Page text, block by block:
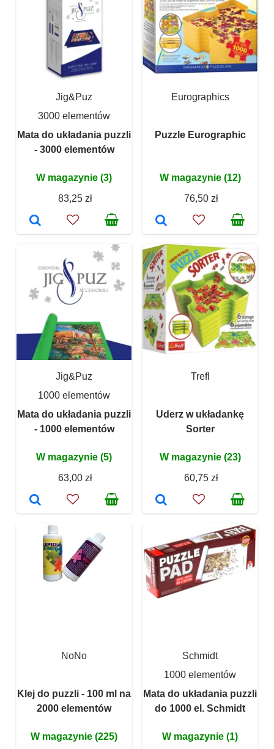
Jig&Puz
3000 elementów
Mata do układania puzzli
- 3000 elementów
W magazynie (3)
83,25 zł
Eurographics
Puzzle Eurographic
W magazynie (12)
76,50 zł
Jig&Puz
1000 elementów
Mata do układania puzzli
- 1000 elementów
W magazynie (5)
63,00 zł
Trefl
Uderz w układankę
Sorter
W magazynie (23)
60,75 zł
NoNo
Klej do puzzli - 100 ml na
2000 elementów
W magazynie (225)
Schmidt
1000 elementów
Mata do układania puzzli
do 1000 el. Schmidt
W magazynie (1)